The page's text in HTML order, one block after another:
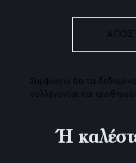
Συμφωνώ ότι τα
συλλέγονται και
Ή